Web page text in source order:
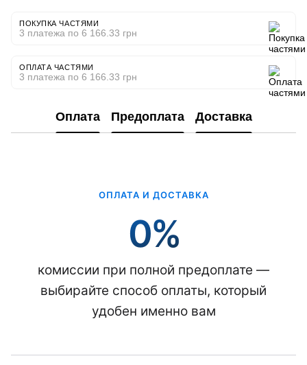
ПОКУПКА ЧАСТЯМИ
3 платежа по 6 166.33 грн
ОПЛАТА ЧАСТЯМИ
3 платежа по 6 166.33 грн
Оплата Предоплата Доставка
ОПЛАТА И ДОСТАВКА
0%
комиссии при полной предоплате —
выбирайте способ оплаты, который
удобен именно вам